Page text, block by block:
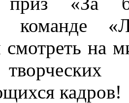
команде
на
кадров!